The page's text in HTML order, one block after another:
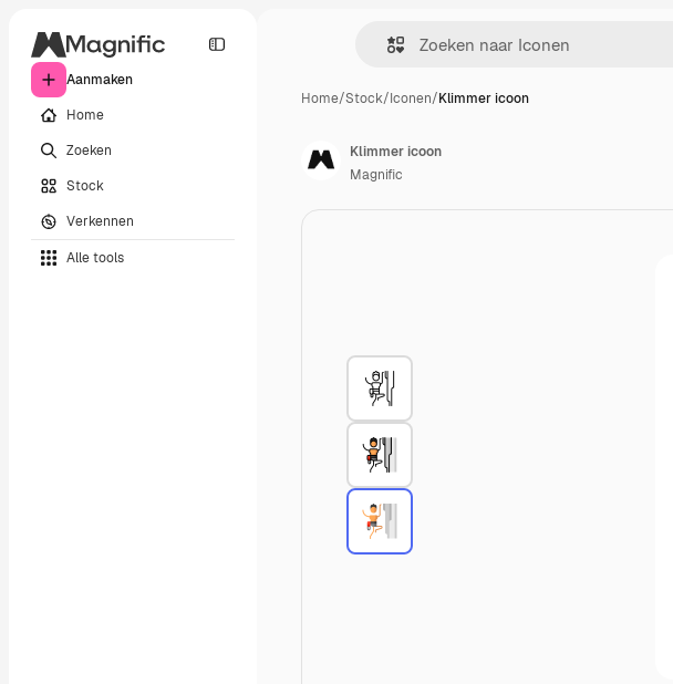
Aanmaken
Home
Zoeken
Stock
Verkennen
Alle tools
Home/Stock/Iconen/Klimmer icoon
Klimmer icoon
Magnific